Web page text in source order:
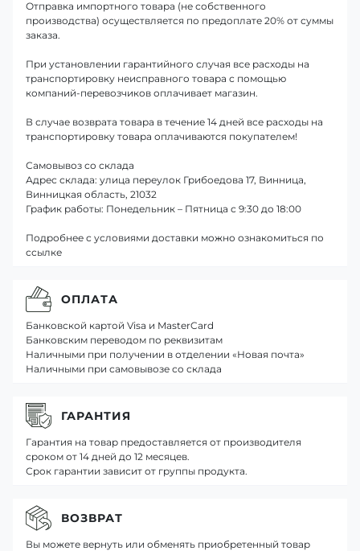
Отправка импортного товара (не собственного
производства) осуществляется по предоплате 20% от суммы
заказа.
При установлении гарантийного случая все расходы на
транспортировку неисправного товара с помощью
компаний-перевозчиков оплачивает магазин.
В случае возврата товара в течение 14 дней все расходы на
транспортировку товара оплачиваются покупателем!
Самовывоз со склада
Адрес склада: улица переулок Грибоедова 17, Винница,
Винницкая область, 21032
График работы: Понедельник – Пятница с 9:30 до 18:00
Подробнее с условиями доставки можно ознакомиться по
ссылке
ОПЛАТА
Банковской картой Visa и MasterCard
Банковским переводом по реквизитам
Наличными при получении в отделении «Новая почта»
Наличными при самовывозе со склада
ГАРАНТИЯ
Гарантия на товар предоставляется от производителя
сроком от 14 дней до 12 месяцев.
Срок гарантии зависит от группы продукта.
ВОЗВРАТ
Вы можете вернуть или обменять приобретенный товар